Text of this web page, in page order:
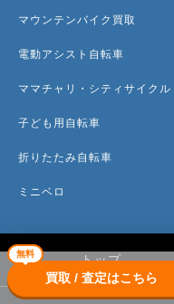
無料
買取 / 査定はこちら
マウンテンバイク買取
電動アシスト自転車
ママチャリ・シティサイクル
子ども用自転車
折りたたみ自転車
ミニベロ
トップ